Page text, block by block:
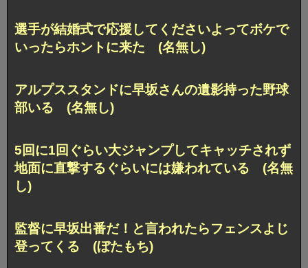
選手が結婚式で応援してくださいよってボケで
いったらホントに来た (名無し)
アルプススタンドに早坂さんの遺影持った野球
部いる (名無し)
5回に1回ぐらい大ジャンプしてキャッチされず
地面に直撃するぐらいには嫌われている (名無
し)
監督に早坂出番だ！と言われたらフェンスよじ
登ってくる (ぼたもち)